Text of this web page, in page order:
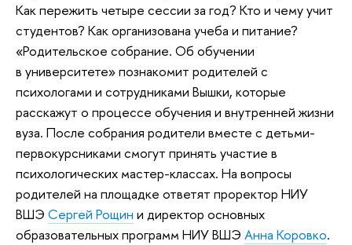
Как пережить четыре сессии за год? Кто и чему учит
студентов? Как организована учеба и питание?
«Родительское собрание. Об обучении
в университете» познакомит родителей с
психологами и сотрудниками Вышки, которые
расскажут о процессе обучения и внутренней жизни
вуза. После собрания родители вместе с детьми-
первокурсниками смогут принять участие в
психологических мастер-классах. На вопросы
родителей на площадке ответят проректор НИУ
ВШЭ Сергей Рощин и директор основных
образовательных программ НИУ ВШЭ Анна Коровко.